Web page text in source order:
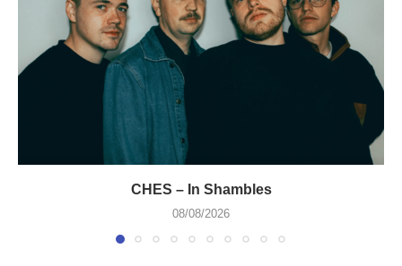
CHES – In Shambles
08/08/2026